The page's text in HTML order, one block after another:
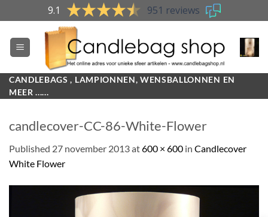
to
content
9.1 951 reviews
CANDLEBAGS , LAMPIONNEN, WENSBALLONNEN EN
MEER ......
candlecover-CC-86-White-Flower
Published 27 november 2013at600 × 600 in Candlecover
White Flower